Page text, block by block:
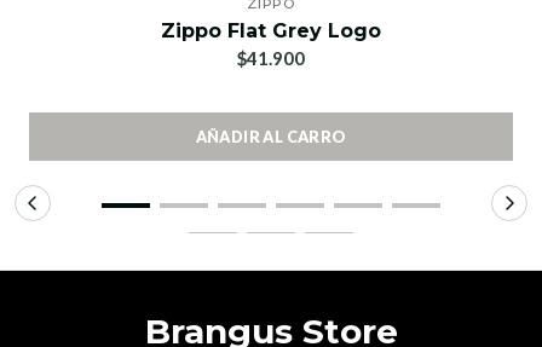
ZIPPO
Zippo Flat Grey Logo
$41.900
AÑADIR AL CARRO
Brangus Store